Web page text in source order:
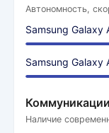
Автономность,
Samsung Galaxy
Samsung Galaxy
Коммуникации
Наличие